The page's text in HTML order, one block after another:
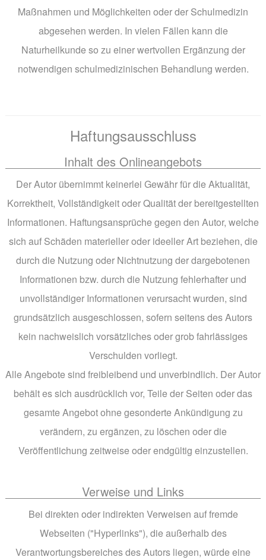
Maßnahmen und Möglichkeiten oder der Schulmedizin
abgesehen werden. In vielen Fällen kann die
Naturheilkunde so zu einer wertvollen Ergänzung der
notwendigen schulmedizinischen Behandlung werden.
Haftungsausschluss
Inhalt des Onlineangebots
Der Autor übernimmt keinerlei Gewähr für die Aktualität,
Korrektheit, Vollständigkeit oder Qualität der bereitgestellten
Informationen. Haftungsansprüche gegen den Autor, welche
sich auf Schäden materieller oder ideeller Art beziehen, die
durch die Nutzung oder Nichtnutzung der dargebotenen
Informationen bzw. durch die Nutzung fehlerhafter und
unvollständiger Informationen verursacht wurden, sind
grundsätzlich ausgeschlossen, sofern seitens des Autors
kein nachweislich vorsätzliches oder grob fahrlässiges
Verschulden vorliegt.
Alle Angebote sind freibleibend und unverbindlich. Der Autor
behält es sich ausdrücklich vor, Teile der Seiten oder das
gesamte Angebot ohne gesonderte Ankündigung zu
verändern, zu ergänzen, zu löschen oder die
Veröffentlichung zeitweise oder endgültig einzustellen.
Verweise und Links
Bei direkten oder indirekten Verweisen auf fremde
Webseiten ("Hyperlinks"), die außerhalb des
Verantwortungsbereiches des Autors liegen, würde eine